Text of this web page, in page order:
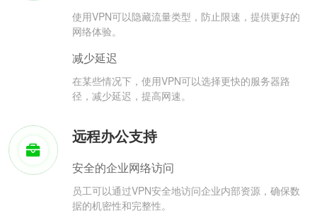
使用VPN可以隐藏流量类型，防止限速，提供更好的
网络体验。
减少延迟
在某些情况下，使用VPN可以选择更快的服务器路
径，减少延迟，提高网速。
远程办公支持
安全的企业网络访问
员工可以通过VPN安全地访问企业内部资源，确保数
据的机密性和完整性。